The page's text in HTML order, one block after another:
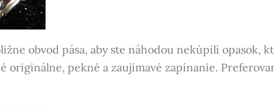
obvod pása, aby ste náhodou nekúpili opasok,
originálne, pekné a zaujímavé zapínanie.